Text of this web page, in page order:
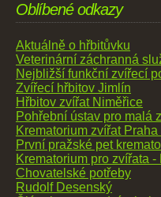
Oblíbené odkazy
Aktuálně o hřbitůvku
Veterinární záchranná
Nejbližší funkční zvířecí
Zvířecí hřbitov Jimlín
Hřbitov zvířat Niměřice
Pohřební ústav pro malá
Krematorium zvířat
První pražské pet
Krematorium pro zvířata -
Chovatelské potřeby
Rudolf Desenský